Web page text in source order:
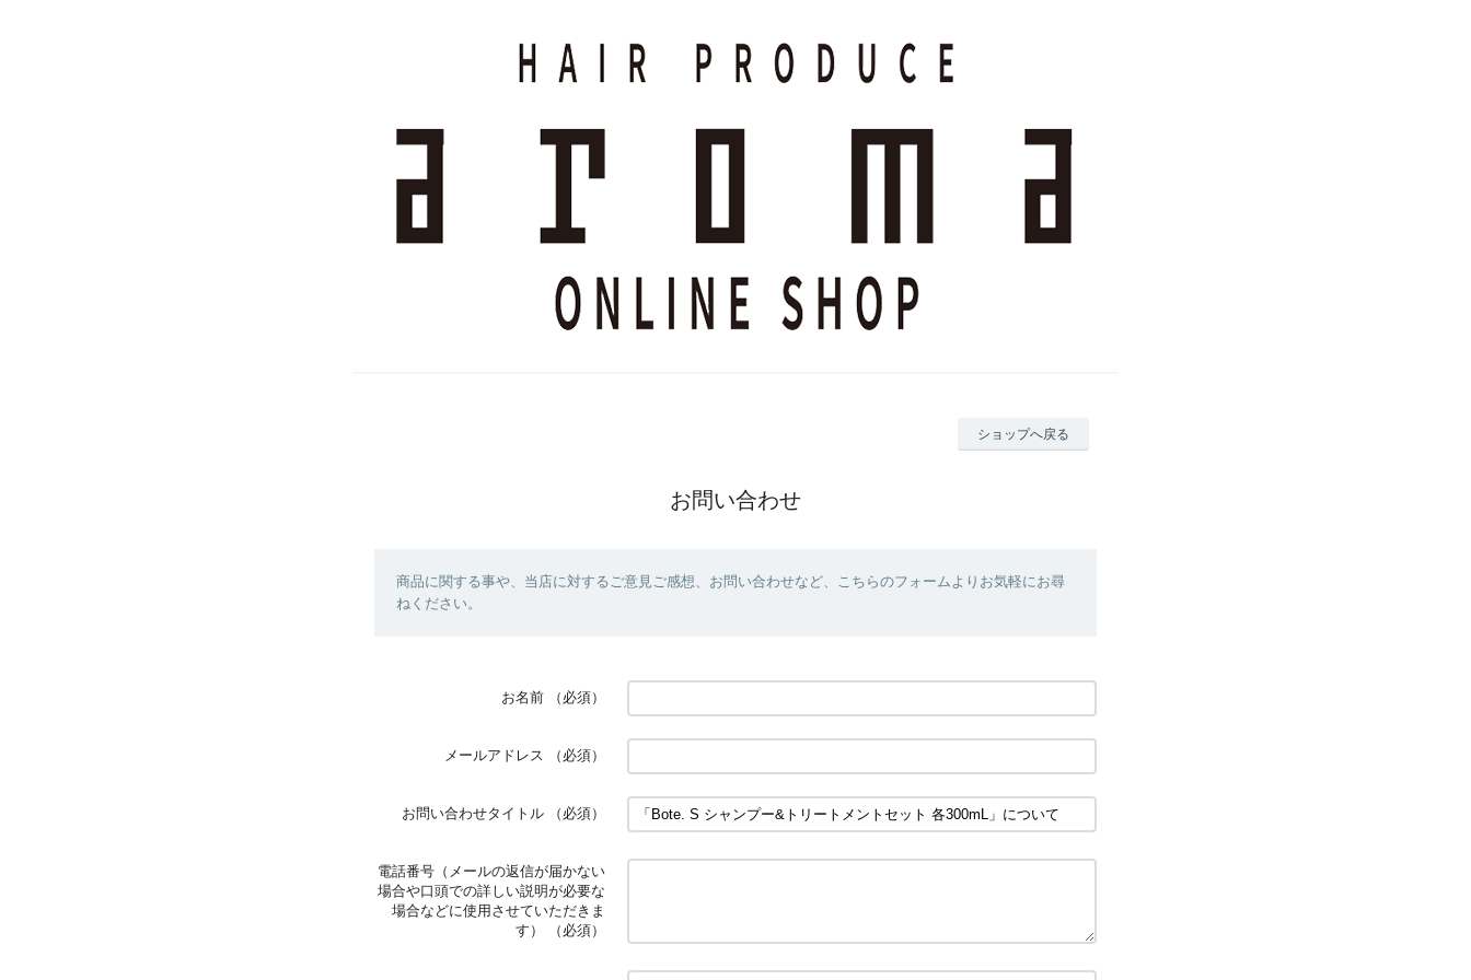
ショップへ戻る
お問い合わせ
商品に関する事や、当店に対するご意見ご感想、お問い合わせなど、こちらのフォームよりお気軽にお尋
ねください。
お名前 （必須）
メールアドレス （必須）
お問い合わせタイトル （必須）
電話番号（メールの返信が届かない
場合や口頭での詳しい説明が必要な
場合などに使用させていただきま
す）
（必須）